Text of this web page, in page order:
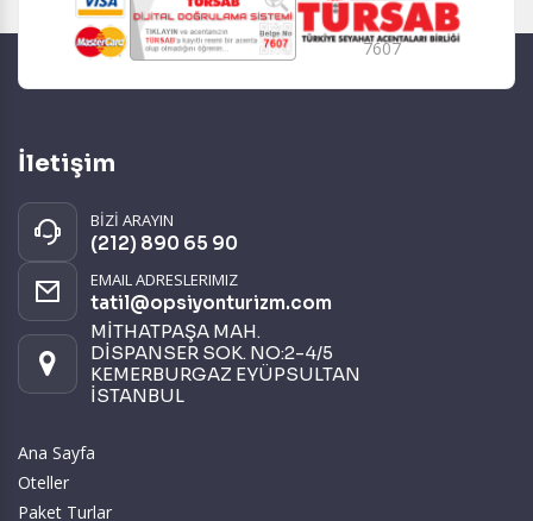
7607
İletişim
BİZİ ARAYIN
(212) 890 65 90
EMAIL ADRESLERIMIZ
tatil@opsiyonturizm.com
MİTHATPAŞA MAH.
DİSPANSER SOK. NO:2-4/5
KEMERBURGAZ EYÜPSULTAN
İSTANBUL
Ana Sayfa
Oteller
Paket Turlar